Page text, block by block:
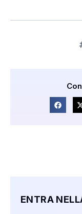
ENTRA